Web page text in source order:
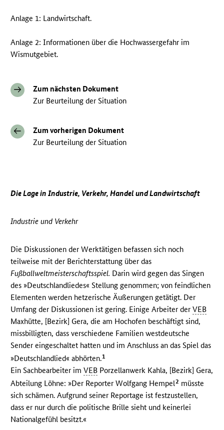
Anlage 1: Landwirtschaft.
Anlage 2: Informationen über die Hochwassergefahr im
Wismutgebiet.
Zum nächsten Dokument
Zur Beurteilung der Situation
Zum vorherigen Dokument
Zur Beurteilung der Situation
Die Lage in Industrie, Verkehr, Handel und Landwirtschaft
Industrie und Verkehr
Die Diskussionen der Werktätigen befassen sich noch
teilweise mit der Berichterstattung über das
Fußballweltmeisterschaftsspiel. Darin wird gegen das Singen
des »Deutschlandliedes« Stellung genommen; von feindlichen
Elementen werden hetzerische Äußerungen getätigt. Der
Umfang der Diskussionen ist gering. Einige Arbeiter derVEB
Maxhütte, [Bezirk] Gera, die am Hochofen beschäftigt sind,
missbilligten, dass verschiedene Familien westdeutsche
Sender eingeschaltet hatten und im Anschluss an das Spiel das
»Deutschlandlied« abhörten.1
Ein Sachbearbeiter imVEB Porzellanwerk Kahla, [Bezirk] Gera,
Abteilung Löhne: »Der Reporter Wolfgang Hempel2 müsste
sich schämen. Aufgrund seiner Reportage ist festzustellen,
dass er nur durch die politische Brille sieht und keinerlei
Nationalgefühl besitzt.«